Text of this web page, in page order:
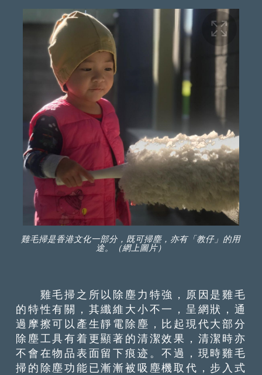
雞毛掃是香港文化一部分，既可掃塵，亦有「教仔」的用
途。（網上圖片）
雞毛掃之所以除塵力特強，原因是雞毛
的特性有關，其纖維大小不一，呈網狀，通
過摩擦可以產生靜電除塵，比起現代大部分
除塵工具有着更顯著的清潔效果，清潔時亦
不會在物品表面留下痕迹。不過，現時雞毛
掃的除塵功能已漸漸被吸塵機取代，步入式